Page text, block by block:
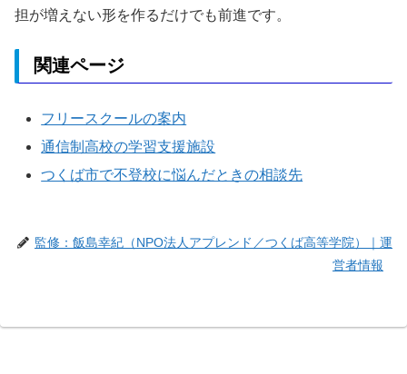
担が増えない形を作るだけでも前進です。
関連ページ
フリースクールの案内
通信制高校の学習支援施設
つくば市で不登校に悩んだときの相談先
監修：飯島幸紀（NPO法人アプレンド／つくば高等学院）｜運
営者情報